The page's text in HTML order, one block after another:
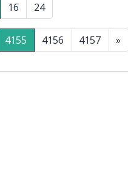
16 24
4155 4156 4157 »